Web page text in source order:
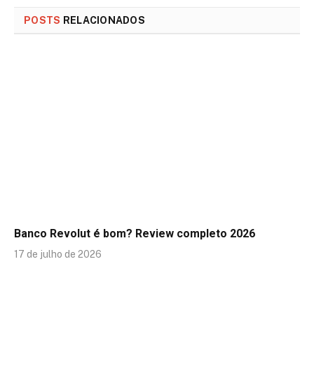
POSTS RELACIONADOS
Banco Revolut é bom? Review completo 2026
17 de julho de 2026